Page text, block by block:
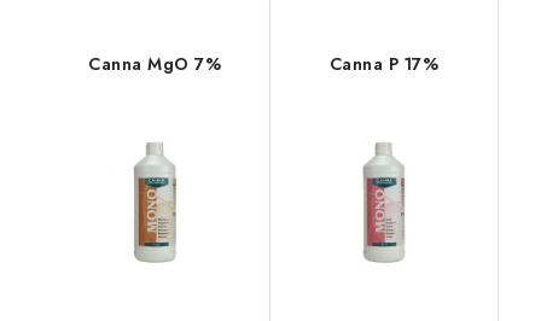
Canna MgO 7% Canna P 17%